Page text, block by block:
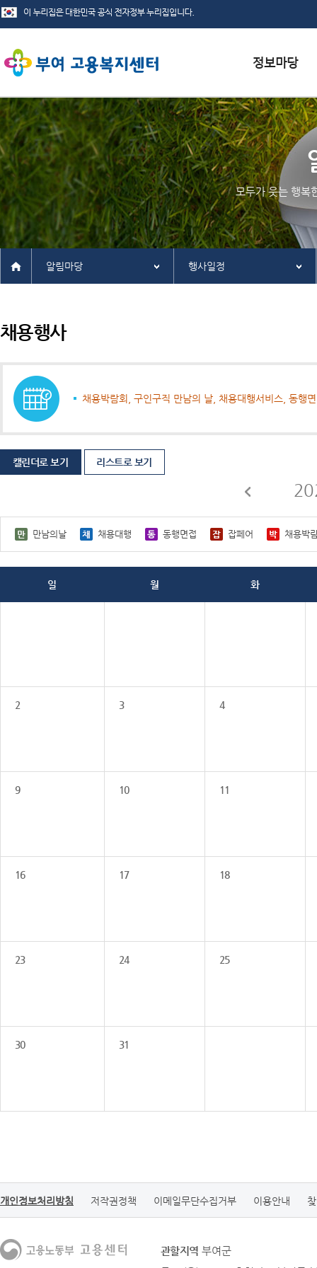
서식자료실
채용정보
인재정보
관련사이트
모두가 웃는 행복
알림마당 행사일정
채용행사
채용박람회, 구인구직 만남의 날, 채용대행서비스, 동행
캘린더로 보기 리스트로 보기
만남의날 채용대행 동행면접 잡페어 채용박
일 월 화
2 3 4
9 10 11
16 17 18
23 24 25
30 31
개인정보처리방침 저작권정책 이메일무단수집거부 이용안내
관할지역 부여군